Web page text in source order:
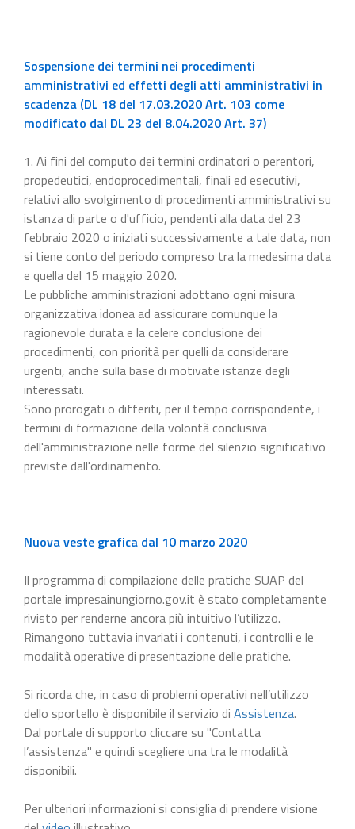
Sospensione dei termini nei procedimenti
amministrativi ed effetti degli atti amministrativi in
scadenza (DL 18 del 17.03.2020 Art. 103 come
modificato dal DL 23 del 8.04.2020 Art. 37)
1. Ai fini del computo dei termini ordinatori o perentori,
propedeutici, endoprocedimentali, finali ed esecutivi,
relativi allo svolgimento di procedimenti amministrativi su
istanza di parte o d'ufficio, pendenti alla data del 23
febbraio 2020 o iniziati successivamente a tale data, non
si tiene conto del periodo compreso tra la medesima data
e quella del 15 maggio 2020.
Le pubbliche amministrazioni adottano ogni misura
organizzativa idonea ad assicurare comunque la
ragionevole durata e la celere conclusione dei
procedimenti, con priorità per quelli da considerare
urgenti, anche sulla base di motivate istanze degli
interessati.
Sono prorogati o differiti, per il tempo corrispondente, i
termini di formazione della volontà conclusiva
dell'amministrazione nelle forme del silenzio significativo
previste dall'ordinamento.
Nuova veste grafica dal 10 marzo 2020
Il programma di compilazione delle pratiche SUAP del
portale impresainungiorno.gov.it è stato completamente
rivisto per renderne ancora più intuitivo l’utilizzo.
Rimangono tuttavia invariati i contenuti, i controlli e le
modalità operative di presentazione delle pratiche.
Si ricorda che, in caso di problemi operativi nell’utilizzo
dello sportello è disponibile il servizio di Assistenza.
Dal portale di supporto cliccare su "Contatta
l’assistenza" e quindi scegliere una tra le modalità
disponibili.
Per ulteriori informazioni si consiglia di prendere visione